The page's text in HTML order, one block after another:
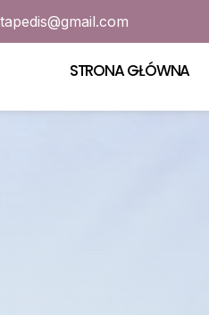
STRONA GŁÓWNA